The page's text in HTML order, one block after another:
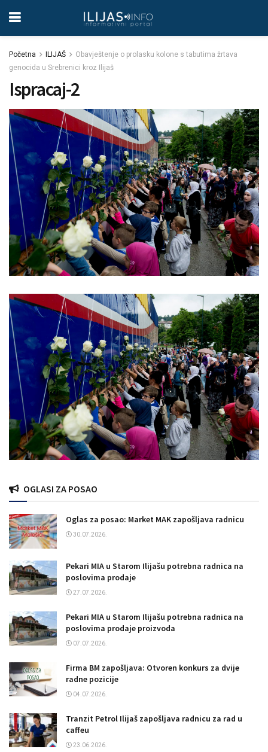
Početna ILIJAŠ
Obavještenje o prolasku kolone s tabutima žrtava
genocida u Srebrenici kroz Ilijaš
Ispracaj-2
OGLASI ZA POSAO
Oglas za posao: Market MAK zapošljava radnicu
30.07.2026.
Pekari MIA u Starom Ilijašu potrebna radnica na
poslovima prodaje
27.07.2026.
Pekari MIA u Starom Ilijašu potrebna radnica na
poslovima prodaje proizvoda
07.07.2026.
Firma BM zapošljava: Otvoren konkurs za dvije
radne pozicije
04.07.2026.
Tranzit Petrol Ilijaš zapošljava radnicu za rad u
caffeu
23.06.2026.